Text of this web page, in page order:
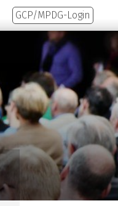
GCP/MPDG-Login